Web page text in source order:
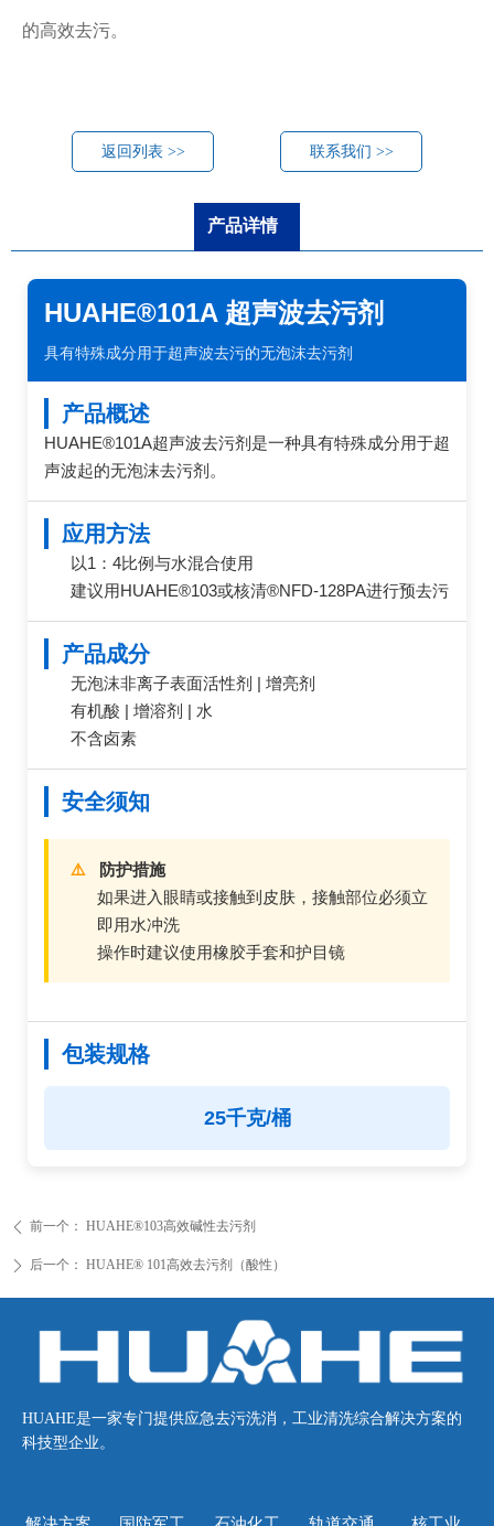
返回列表 >> 联系我们 >>
的高效去污。
HUAHE®101A 超声波去污剂
具有特殊成分用于超声波去污的无泡沫去污剂
产品概述
HUAHE®101A超声波去污剂是一种具有特殊成分用于超
声波起的无泡沫去污剂。
应用方法
以1：4比例与水混合使用
建议用HUAHE®103或核清®NFD-128PA进行预去污
产品成分
无泡沫非离子表面活性剂 | 增亮剂
有机酸 | 增溶剂 | 水
不含卤素
安全须知
⚠️
防护措施
如果进入眼睛或接触到皮肤，接触部位必须立
即用水冲洗
操作时建议使用橡胶手套和护目镜
包装规格
25千克/桶
产品详情
ꄴ 前一个： HUAHE®103高效碱性去污剂
ꄲ 后一个： HUAHE® 101高效去污剂（酸性）
HUAHE是一家专门提供应急去污洗消，工业清洗综合解决方案的
科技型企业。